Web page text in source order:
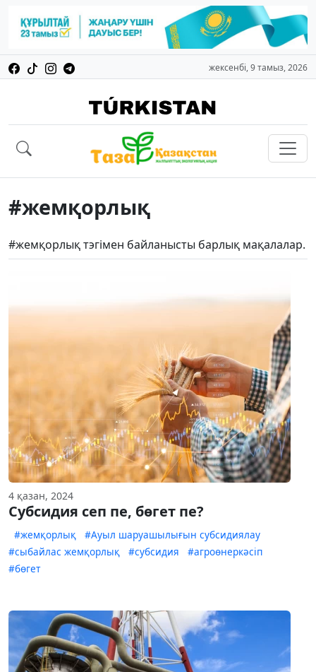
жексенбі, 9 тамыз, 2026
#жемқорлық
#жемқорлық тэгімен байланысты барлық мақалалар.
4 қазан, 2024
Субсидия сеп пе, бөгет пе?
#жемқорлық
#Ауыл шаруашылығын субсидиялау
#сыбайлас жемқорлық
#субсидия
#агроөнеркәсіп
#бөгет